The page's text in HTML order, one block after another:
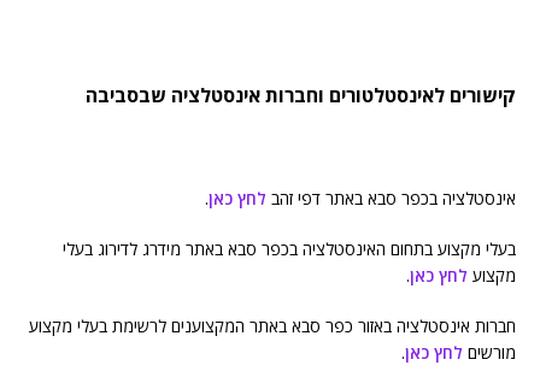
קישורים לאינסטלטורים וחברות אינסטלציה שבסביבה
אינסטלציה בכפר סבא באתר דפי זהב לחץ כאן.
בעלי מקצוע בתחום האינסטלציה בכפר סבא באתר מידרג לדירוג בעלי
מקצוע לחץ כאן.
חברות אינסטלציה באזור כפר סבא באתר המקצוענים לרשימת בעלי מקצוע
מורשים לחץ כאן.